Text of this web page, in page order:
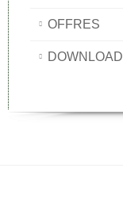
OFFRES
DOWNLOAD